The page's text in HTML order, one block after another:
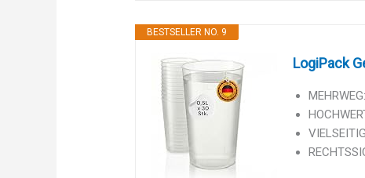
BESTSELLER NO. 9
LogiPack